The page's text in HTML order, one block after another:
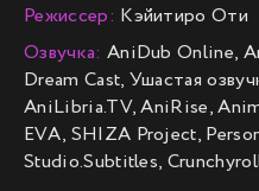
Режиссер: Кэйитиро Оти
Озвучка: AniDub Online,
Dream Cast, Ушастая
AniLibria.TV, AniRise,
EVA, SHIZA Project,
Studio.Subtitles,